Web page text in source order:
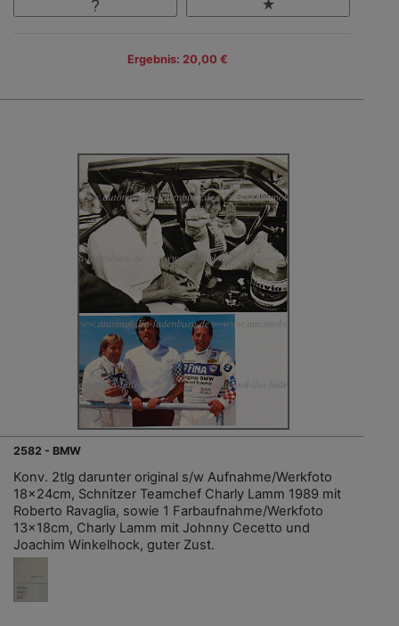
Ergebnis: 20,00 €
2582 - BMW
Konv. 2tlg darunter original s/w Aufnahme/Werkfoto
18x24cm, Schnitzer Teamchef Charly Lamm 1989 mit
Roberto Ravaglia, sowie 1 Farbaufnahme/Werkfoto
13x18cm, Charly Lamm mit Johnny Cecetto und
Joachim Winkelhock, guter Zust.